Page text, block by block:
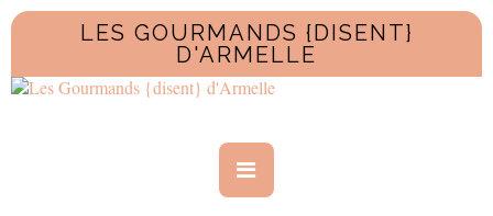
LES GOURMANDS {DISENT}
D'ARMELLE